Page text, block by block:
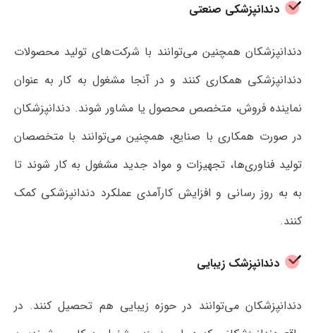
دندانپزشکی صنعتی
دندانپزشکان همچنین می‌توانند با شرکت‌های تولید محصولات
دندانپزشکی همکاری کنند و در آنجا مشغول به کار به عنوان
نماینده فروش، متخصص محصول یا مشاور شوند. دندانپزشکان
در صورت همکاری با صنایع، همچنین می‌توانند با متخصصان
تولید فناوری‌ها، تجهیزات و مواد جدید مشغول به کار شوند تا
به به روز رسانی و افزایش کارآمدی عملکرد دندانپزشکی کمک
کنند.
دندانپزشک زیبایی
دندانپزشکان می‌توانند در حوزه زیبایی هم تحصیل کنند. در